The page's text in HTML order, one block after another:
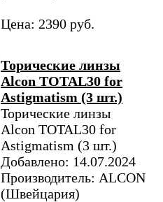
Цена: 2390 руб.
Торические линзы
Alcon TOTAL30 for
Astigmatism (3 шт.)
Торические линзы
Alcon TOTAL30 for
Astigmatism (3 шт.)
Добавлено: 14.07.2024
Производитель: ALCON
(Швейцария)